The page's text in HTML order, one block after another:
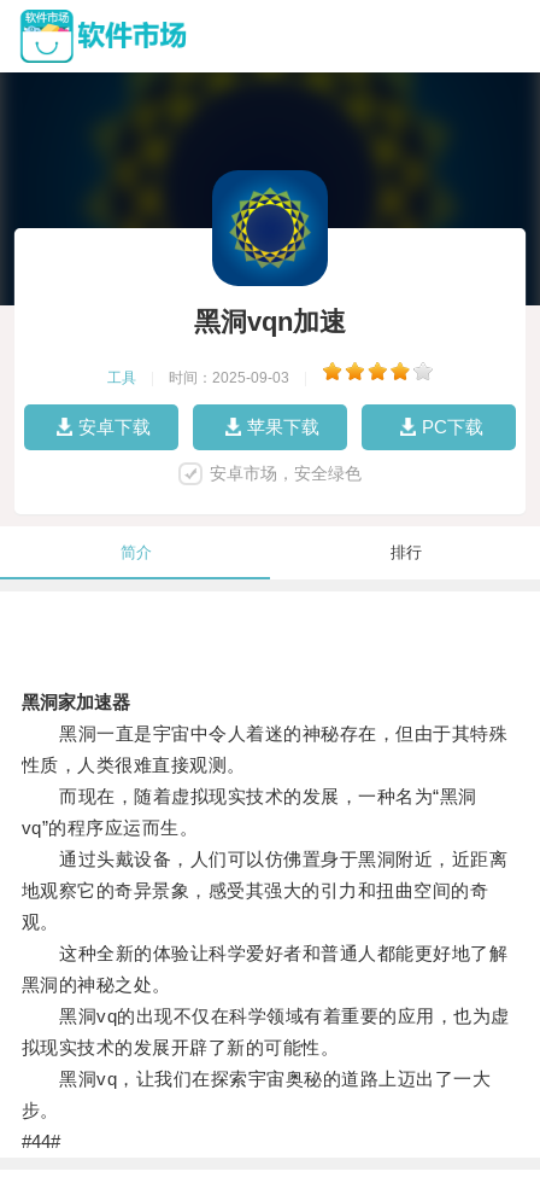
黑洞vqn加速
工具 时间：2025-09-03
安卓下载 苹果下载 PC下载
安卓市场，安全绿色
简介 排行
黑洞家加速器
黑洞一直是宇宙中令人着迷的神秘存在，但由于其特殊
性质，人类很难直接观测。
而现在，随着虚拟现实技术的发展，一种名为“黑洞
vq”的程序应运而生。
通过头戴设备，人们可以仿佛置身于黑洞附近，近距离
地观察它的奇异景象，感受其强大的引力和扭曲空间的奇
观。
这种全新的体验让科学爱好者和普通人都能更好地了解
黑洞的神秘之处。
黑洞vq的出现不仅在科学领域有着重要的应用，也为虚
拟现实技术的发展开辟了新的可能性。
黑洞vq，让我们在探索宇宙奥秘的道路上迈出了一大
步。
#44#